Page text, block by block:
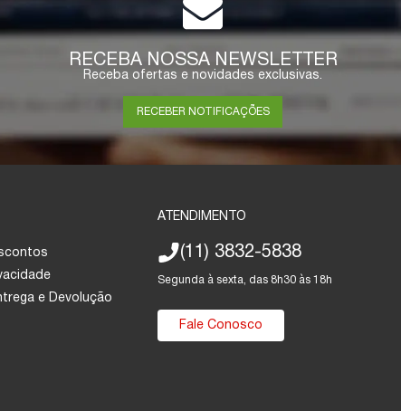
RECEBA NOSSA NEWSLETTER
Receba ofertas e novidades exclusivas.
RECEBER NOTIFICAÇÕES
e Devolução
ATENDIMENTO
(11) 3832-5838
Segunda à sexta, das 8h30 às 18h
Fale Conosco